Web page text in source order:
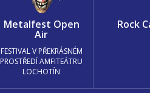
Metalfest Open
Air
FESTIVAL V PŘEKRÁSNÉM
PROSTŘEDÍ AMFITEÁTRU
LOCHOTÍN
Rock